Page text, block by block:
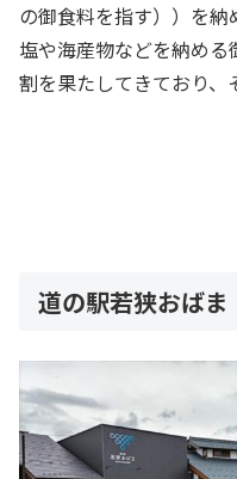
の御食料を指す））を
塩や海産物などを納め
割を果たしてきており、
道の駅若狭おばま